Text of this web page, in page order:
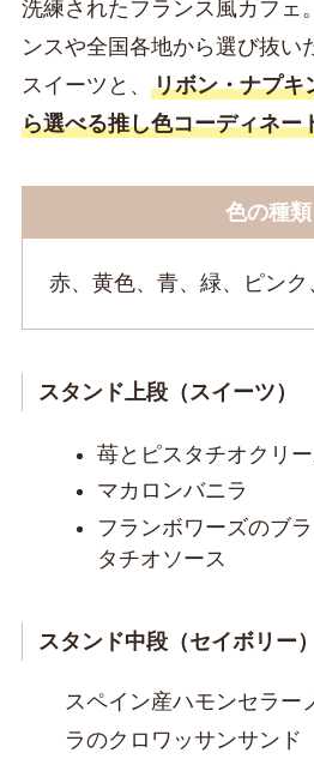
洗練されたフランス風カフェ
ンスや全国各地から選び抜い
スイーツと、 リボン・ナプキ
ら選べる推し色コーディネー
色の種類
赤、黄色、青、緑、ピンク
スタンド上段（スイーツ）
苺とピスタチオクリ
マカロンバニラ
フランボワーズのブ
タチオソース
スタンド中段（セイボリー）
スペイン産ハモンセラー
ラのクロワッサンサンド